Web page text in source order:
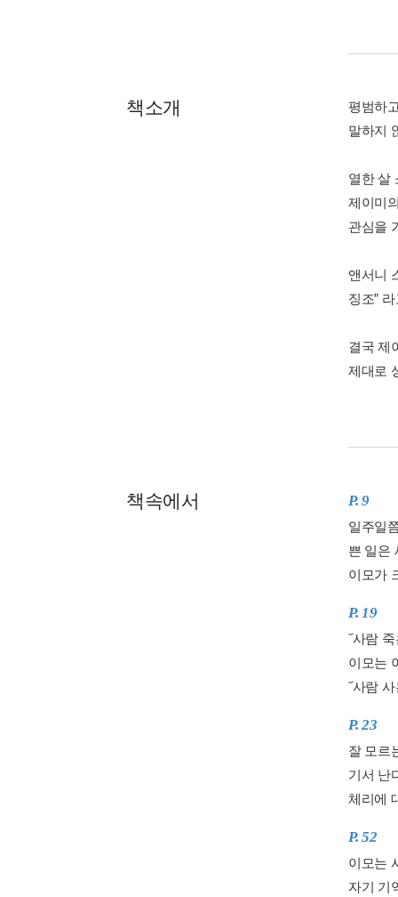
책소개
평범하
말하지
열한 살
제이미
관심을
앤서니
징조”
결국 제
제대로
책속에서 P. 9
일주일
쁜 일은
이모가
P. 19
˝사람
이모는
˝사람
P. 23
잘 모르
기서 난
체리에
P. 52
이모는
자기 기